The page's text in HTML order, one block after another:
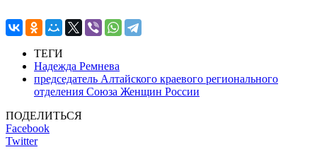
ТЕГИ
Надежда Ремнева
председатель Алтайского краевого регионального
отделения Союза Женщин России
ПОДЕЛИТЬСЯ
Facebook
Twitter